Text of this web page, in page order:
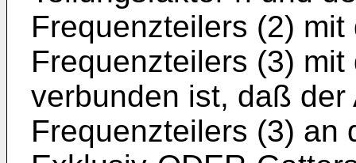
Frequenzteilers (2)
Frequenzteilers (3)
verbunden ist, daß
Frequenzteilers (3) an